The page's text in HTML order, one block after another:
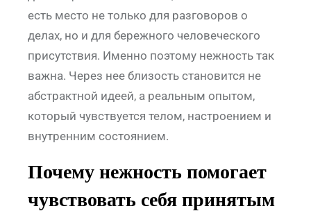
есть место не только для разговоров о
делах, но и для бережного человеческого
присутствия. Именно поэтому нежность так
важна. Через нее близость становится не
абстрактной идеей, а реальным опытом,
который чувствуется телом, настроением и
внутренним состоянием.
Почему нежность помогает
чувствовать себя принятым